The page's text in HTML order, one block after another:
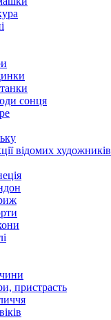
сонця
відомих художників
пристрасть